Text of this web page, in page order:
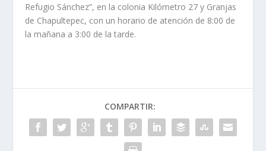
Refugio Sánchez”, en la colonia Kilómetro 27 y Granjas
de Chapultepec, con un horario de atención de 8:00 de
la mañana a 3:00 de la tarde.
COMPARTIR: